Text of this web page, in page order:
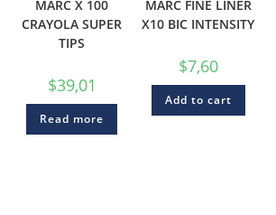
MARC X 100
CRAYOLA SUPER
TIPS
$39,01
Read more
MARC FINE LINER
X10 BIC INTENSITY
$7,60
Add to cart